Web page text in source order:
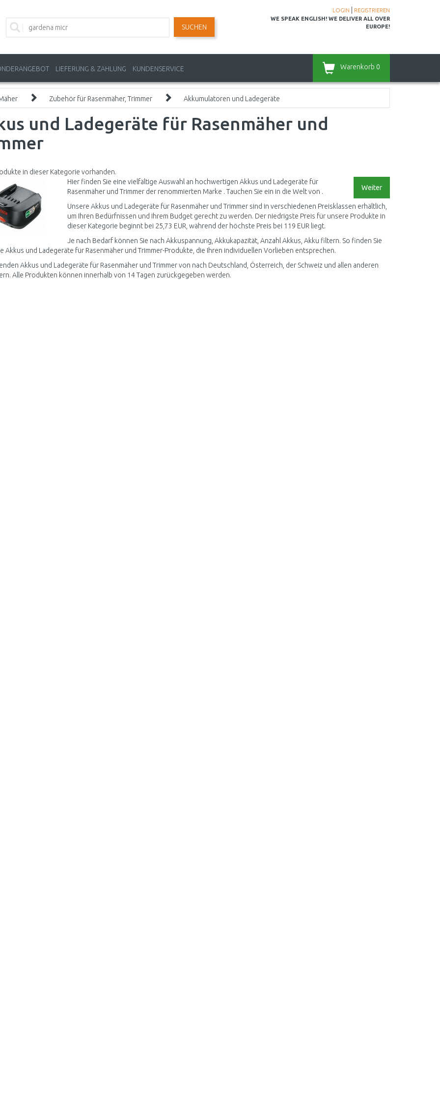
LOGIN
REGISTRIEREN
WE SPEAK ENGLISH! WE DELIVER ALL OVER
EUROPE!
SUCHEN
LIEFERUNG & ZAHLUNG KUNDENSERVICE Warenkorb 0
Zubehör für Rasenmäher, Trimmer Akkumulatoren und Ladegeräte
und Ladegeräte für Rasenmäher und
in dieser Kategorie vorhanden.
Weiter
Hier finden Sie eine vielfältige Auswahl an hochwertigen Akkus und Ladegeräte für
Rasenmäher und Trimmer der renommierten Marke . Tauchen Sie ein in die Welt von .
Unsere Akkus und Ladegeräte für Rasenmäher und Trimmer sind in verschiedenen Preisklassen erhältlich,
um Ihren Bedürfnissen und Ihrem Budget gerecht zu werden. Der niedrigste Preis für unsere Produkte in
dieser Kategorie beginnt bei 25,73 EUR, während der höchste Preis bei 119 EUR liegt.
Je nach Bedarf können Sie nach Akkuspannung, Akkukapazität, Anzahl Akkus, Akku filtern. So finden Sie
Akkus und Ladegeräte für Rasenmäher und Trimmer-Produkte, die Ihren individuellen Vorlieben entsprechen.
Akkus und Ladegeräte für Rasenmäher und Trimmer von nach Deutschland, Österreich, der Schweiz und allen anderen
Alle Produkten können innerhalb von 14 Tagen zurückgegeben werden.